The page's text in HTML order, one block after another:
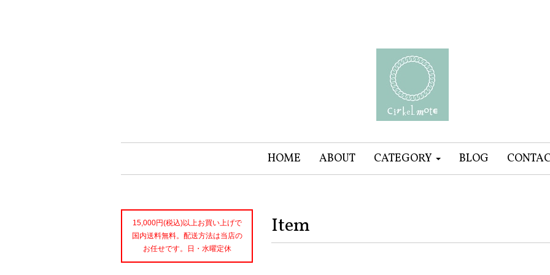
HOME ABOUT CATEGORY BLOG
Item
15,000円(税込)以上お買い上げで
国内送料無料。配送方法は当店の
お任せです。日・水曜定休